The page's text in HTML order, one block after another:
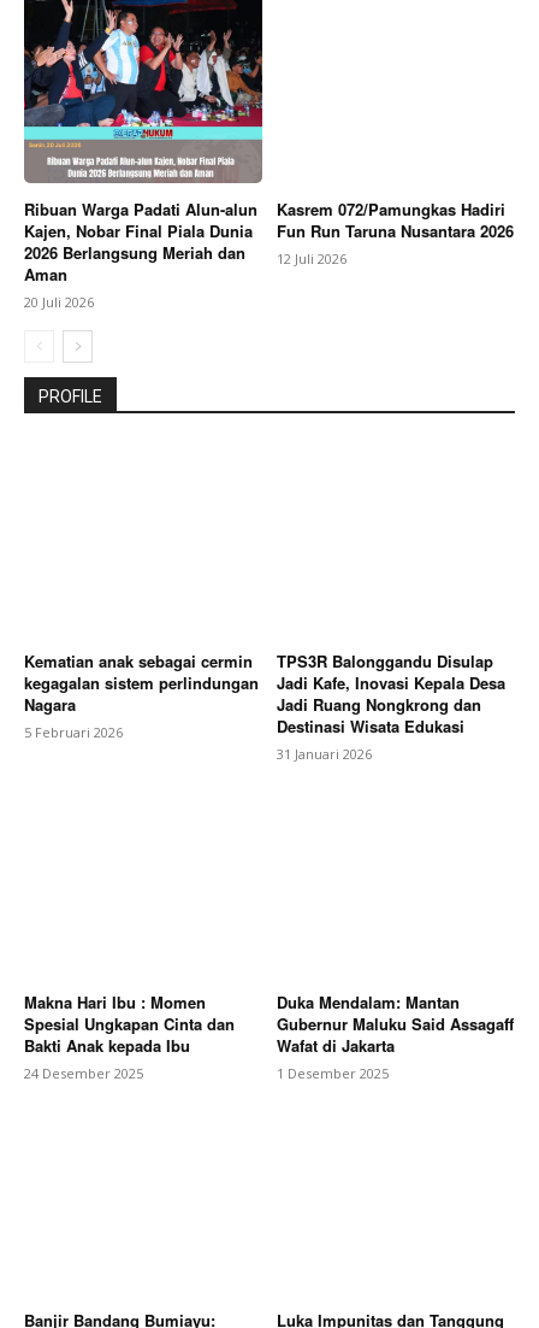
Ribuan Warga Padati Alun-alun
Kajen, Nobar Final Piala Dunia
2026 Berlangsung Meriah dan
Aman
20 Juli 2026
Kasrem 072/Pamungkas Hadiri
Fun Run Taruna Nusantara 2026
12 Juli 2026
PROFILE
Kematian anak sebagai cermin
kegagalan sistem perlindungan
Nagara
5 Februari 2026
TPS3R Balonggandu Disulap
Jadi Kafe, Inovasi Kepala Desa
Jadi Ruang Nongkrong dan
Destinasi Wisata Edukasi
31 Januari 2026
Makna Hari Ibu : Momen
Spesial Ungkapan Cinta dan
Bakti Anak kepada Ibu
24 Desember 2025
Duka Mendalam: Mantan
Gubernur Maluku Said Assagaff
Wafat di Jakarta
1 Desember 2025
Banjir Bandang Bumiayu: Luka Impunitas dan Tanggung